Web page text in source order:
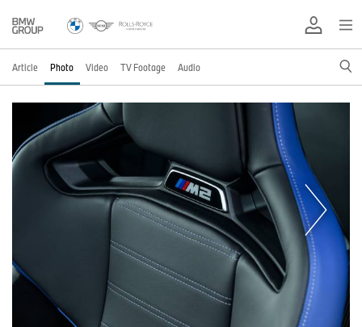
Article Photo Video TV Footage Audio